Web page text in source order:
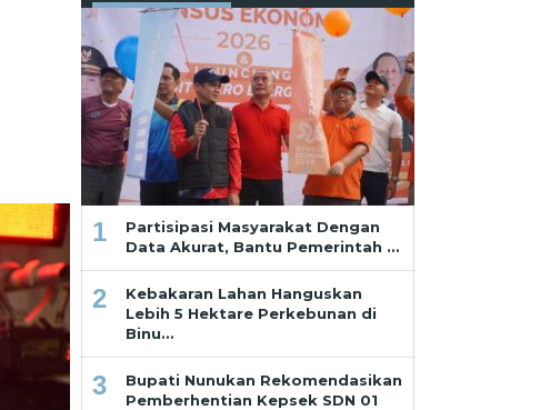
1
Partisipasi Masyarakat Dengan
Data Akurat, Bantu Pemerintah …
2
Kebakaran Lahan Hanguskan
Lebih 5 Hektare Perkebunan di
Binu…
3
Bupati Nunukan Rekomendasikan
Pemberhentian Kepsek SDN 01